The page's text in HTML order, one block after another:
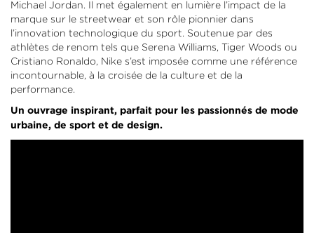
Michael Jordan. Il met également en lumière l’impact de la
marque sur le streetwear et son rôle pionnier dans
l’innovation technologique du sport. Soutenue par des
athlètes de renom tels que Serena Williams, Tiger Woods ou
Cristiano Ronaldo, Nike s’est imposée comme une référence
incontournable, à la croisée de la culture et de la
performance.
Un ouvrage inspirant, parfait pour les passionnés de mode
urbaine, de sport et de design.